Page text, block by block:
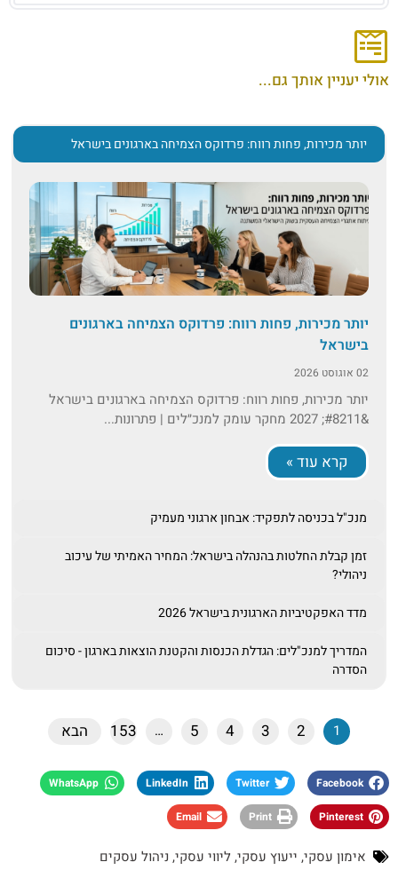
אולי יעניין אותך גם...
יותר מכירות, פחות רווח: פרדוקס הצמיחה בארגונים בישראל
יותר מכירות, פחות רווח: פרדוקס הצמיחה בארגונים
בישראל
02 אוגוסט 2026
יותר מכירות, פחות רווח: פרדוקס הצמיחה בארגונים בישראל
&#8211; 2027 מחקר עומק למנכ״לים | פתרונות...
קרא עוד »
מנכ"ל בכניסה לתפקיד: אבחון ארגוני מעמיק
זמן קבלת החלטות בהנהלה בישראל: המחיר האמיתי של עיכוב
ניהולי?
מדד האפקטיביות הארגונית בישראל 2026
המדריך למנכ"לים: הגדלת הכנסות והקטנת הוצאות בארגון - סיכום
הסדרה
1
2
3
4
5
…
153 הבא
Facebook
Twitter
LinkedIn
WhatsApp
Pinterest
Print
Email
אימון עסקי, ייעוץ עסקי, ליווי עסקי, ניהול עסקים